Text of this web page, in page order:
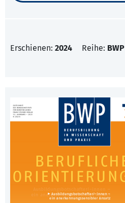
Erschienen: 2024 Reihe: BWP